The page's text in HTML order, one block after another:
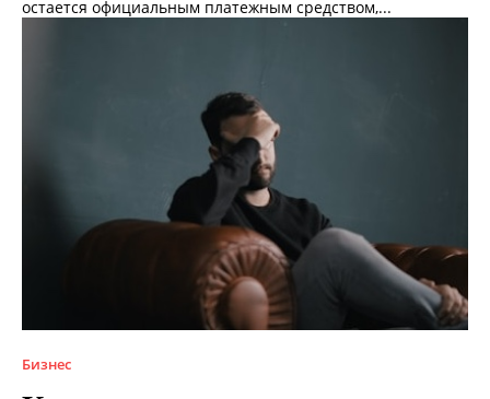
остается официальным платежным средством,...
Бизнес